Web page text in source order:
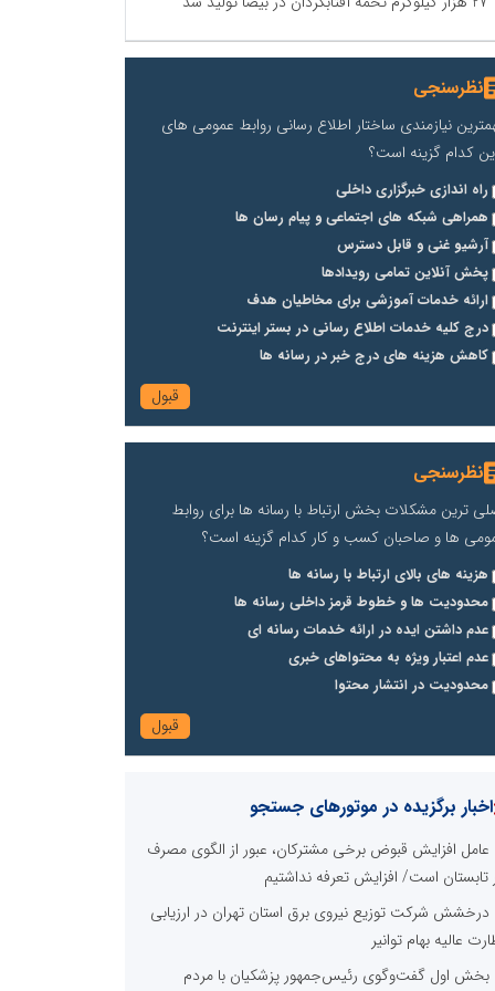
نظرسنجی
نیازمندی ساختار اطلاع رسانی روابط عمومی های
کدام گزینه است؟
راه اندازی خبرگزاری داخلی
همراهی شبکه های اجتماعی و پیام رسان ها
آرشیو غنی و قابل دسترس
پخش آنلاین تمامی رویدادها
ارائه خدمات آموزشی برای مخاطیان هدف
درج کلیه خدمات اطلاع رسانی در بستر اینترنت
کاهش هزینه های درج خبر در رسانه ها
نظرسنجی
ترین مشکلات بخش ارتباط با رسانه ها برای روابط
ها و صاحبان کسب و کار کدام گزینه است؟
هزینه های بالای ارتباط با رسانه ها
محدودیت ها و خطوط قرمز داخلی رسانه ها
عدم داشتن ایده در ارائه خدمات رسانه ای
عدم اعتبار ویژه به محتواهای خبری
محدودیت در انتشار محتوا
اخبار برگزیده در موتورهای جستجو
عامل افزایش قبوض برخی مشترکان، عبور از الگوی مصرف
تابستان است/ افزایش تعرفه نداشتیم
درخشش شرکت توزیع نیروی برق استان تهران در ارزیابی
عالیه بهام توانیر
بخش اول گفت‌وگوی رئیس‌جمهور پزشکیان با مردم